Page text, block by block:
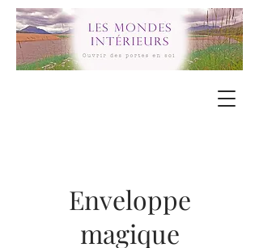
Enveloppe
magique